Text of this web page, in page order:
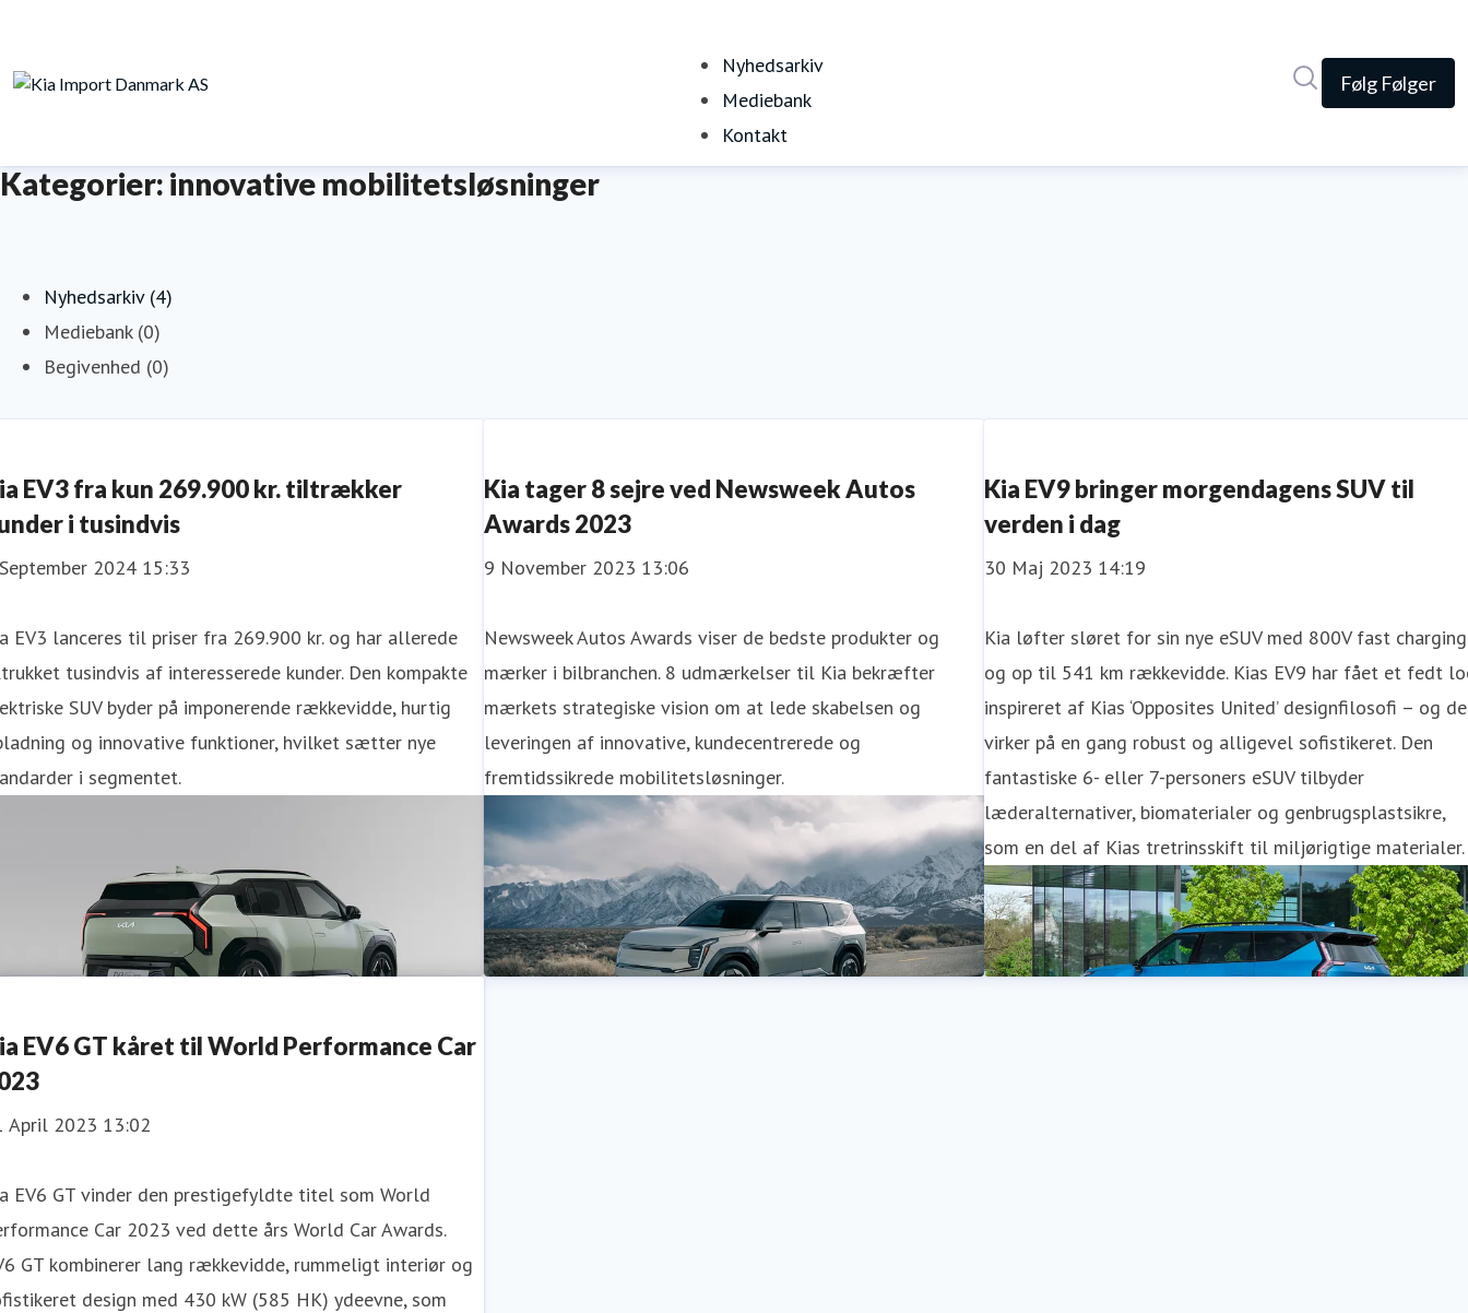
Nyhedsarkiv
Mediebank
Kontakt
Følg Følger
Kategorier: innovative mobilitetsløsninger
Nyhedsarkiv (4)
Mediebank (0)
Begivenhed (0)
EV3 fra kun 269.900 kr. tiltrækker
i tusindvis
2024 15:33
EV3 lanceres til priser fra 269.900 kr. og har allerede
tusindvis af interesserede kunder. Den kompakte
SUV byder på imponerende rækkevidde, hurtig
og innovative funktioner, hvilket sætter nye
i segmentet.
Kia tager 8 sejre ved Newsweek Autos
Awards 2023
9 November 2023 13:06
Newsweek Autos Awards viser de bedste produkter og
mærker i bilbranchen. 8 udmærkelser til Kia bekræfter
mærkets strategiske vision om at lede skabelsen og
leveringen af innovative, kundecentrerede og
fremtidssikrede mobilitetsløsninger.
Kia EV9 bringer morgendagens SUV til
verden i dag
30 Maj 2023 14:19
Kia løfter sløret for sin nye eSUV med 800V fast charging
og op til 541 km rækkevidde. Kias EV9 har fået et fedt
inspireret af Kias ‘Opposites United’ designfilosofi – og
virker på en gang robust og alligevel sofistikeret. Den
fantastiske 6- eller 7-personers eSUV tilbyder
læderalternativer, biomaterialer og genbrugsplastsikre,
som en del af Kias tretrinsskift til miljørigtige materialer.
EV6 GT kåret til World Performance Car
April 2023 13:02
EV6 GT vinder den prestigefyldte titel som World
Car 2023 ved dette års World Car Awards.
GT kombinerer lang rækkevidde, rummeligt interiør og
design med 430 kW (585 HK) ydeevne, som